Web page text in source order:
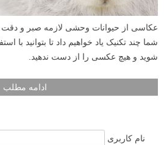
عکاسی از حیوانات وحشی لازمه صبر و دقت
شما چند تکنیک یاد خواهیم داد تا بتوانید با
شوید و هیچ عکسی را از دست ندهید.
ادامه مطلب
نام کاربری